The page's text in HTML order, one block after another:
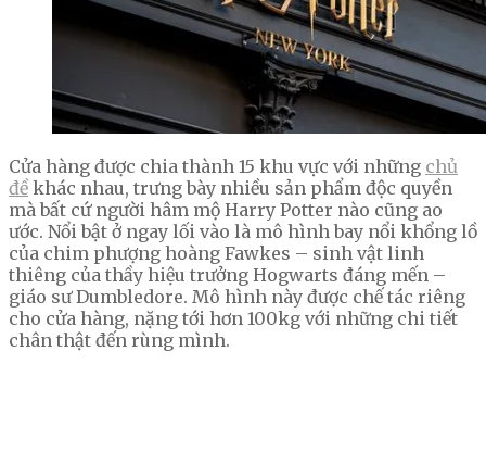
Cửa hàng được chia thành 15 khu vực với những chủ
đề khác nhau, trưng bày nhiều sản phẩm độc quyền
mà bất cứ người hâm mộ Harry Potter nào cũng ao
ước. Nổi bật ở ngay lối vào là mô hình bay nổi khổng lồ
của chim phượng hoàng Fawkes – sinh vật linh
thiêng của thầy hiệu trưởng Hogwarts đáng mến –
giáo sư Dumbledore. Mô hình này được chế tác riêng
cho cửa hàng, nặng tới hơn 100kg với những chi tiết
chân thật đến rùng mình.